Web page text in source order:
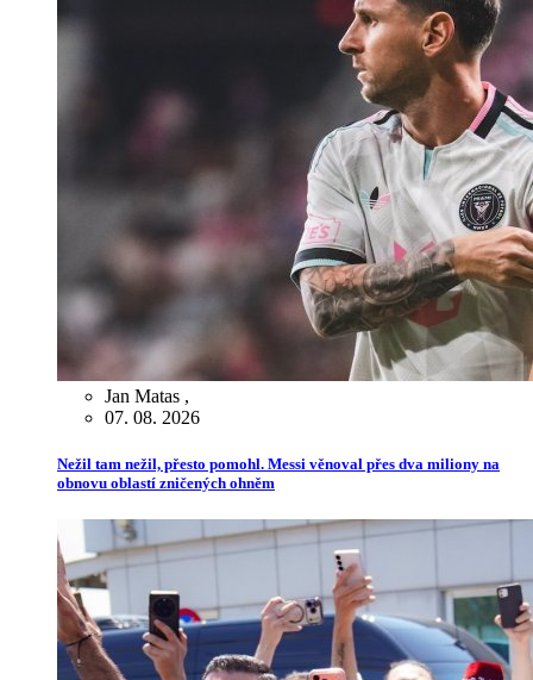
Jan Matas ,
07. 08. 2026
Nežil tam nežil, přesto pomohl. Messi věnoval přes dva miliony na
obnovu oblastí zničených ohněm